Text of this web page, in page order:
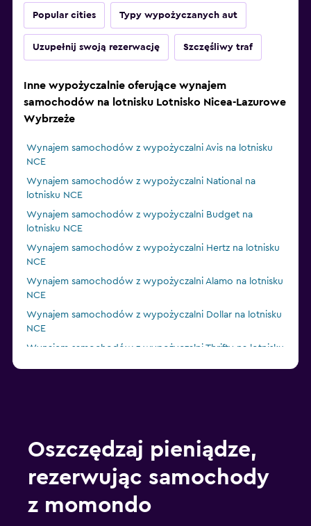
Popular cities Typy wypożyczanych aut
Uzupełnij swoją rezerwację Szczęśliwy traf
Inne wypożyczalnie oferujące wynajem
samochodów na lotnisku Lotnisko Nicea-Lazurowe
Wybrzeże
Wynajem samochodów z wypożyczalni Avis na lotnisku
NCE
Wynajem samochodów z wypożyczalni National na
lotnisku NCE
Wynajem samochodów z wypożyczalni Budget na
lotnisku NCE
Wynajem samochodów z wypożyczalni Hertz na lotnisku
NCE
Wynajem samochodów z wypożyczalni Alamo na lotnisku
NCE
Wynajem samochodów z wypożyczalni Dollar na lotnisku
NCE
Wynajem samochodów z wypożyczalni Thrifty na lotnisku
Oszczędzaj pieniądze,
rezerwując samochody
z momondo